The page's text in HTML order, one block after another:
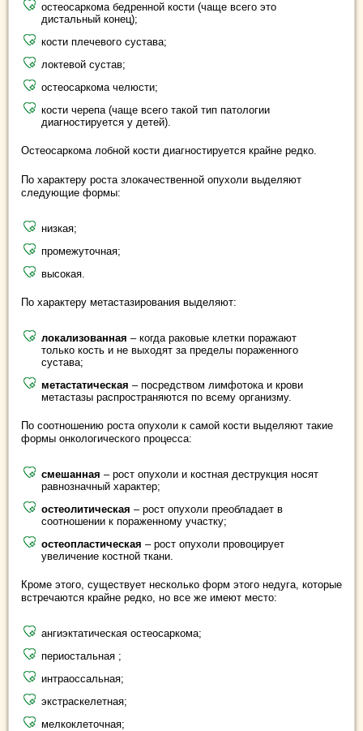
остеосаркома бедренной кости (чаще всего это
дистальный конец);
кости плечевого сустава;
локтевой сустав;
остеосаркома челюсти;
кости черепа (чаще всего такой тип патологии
диагностируется у детей).
Остеосаркома лобной кости диагностируется крайне редко.
По характеру роста злокачественной опухоли выделяют
следующие формы:
низкая;
промежуточная;
высокая.
По характеру метастазирования выделяют:
локализованная – когда раковые клетки поражают
только кость и не выходят за пределы пораженного
сустава;
метастатическая – посредством лимфотока и крови
метастазы распространяются по всему организму.
По соотношению роста опухоли к самой кости выделяют такие
формы онкологического процесса:
смешанная – рост опухоли и костная деструкция носят
равнозначный характер;
остеолитическая – рост опухоли преобладает в
соотношении к пораженному участку;
остеопластическая – рост опухоли провоцирует
увеличение костной ткани.
Кроме этого, существует несколько форм этого недуга, которые
встречаются крайне редко, но все же имеют место:
ангиэктатическая остеосаркома;
периостальная ;
интраоссальная;
экстраскелетная;
мелкоклеточная;